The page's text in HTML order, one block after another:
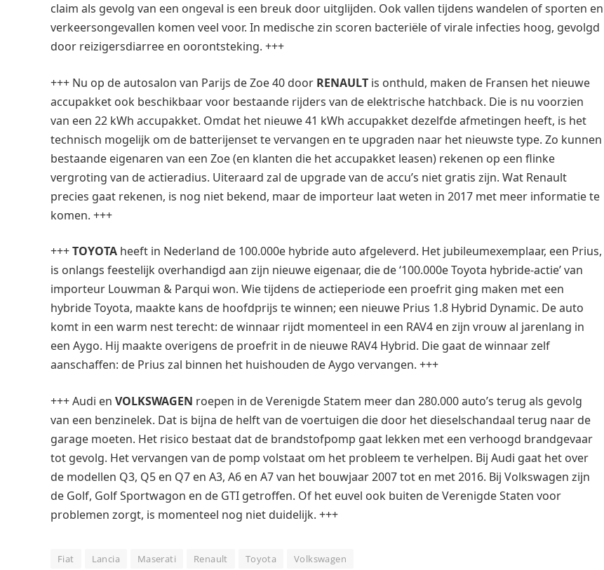
claim als gevolg van een ongeval is een breuk door uitglijden. Ook vallen tijdens wandelen of sporten en
verkeersongevallen komen veel voor. In medische zin scoren bacteriële of virale infecties hoog, gevolgd
door reizigersdiarree en oorontsteking. +++
+++ Nu op de autosalon van Parijs de Zoe 40 door RENAULT is onthuld, maken de Fransen het nieuwe
accupakket ook beschikbaar voor bestaande rijders van de elektrische hatchback. Die is nu voorzien
van een 22 kWh accupakket. Omdat het nieuwe 41 kWh accupakket dezelfde afmetingen heeft, is het
technisch mogelijk om de batterijenset te vervangen en te upgraden naar het nieuwste type. Zo kunnen
bestaande eigenaren van een Zoe (en klanten die het accupakket leasen) rekenen op een flinke
vergroting van de actieradius. Uiteraard zal de upgrade van de accu’s niet gratis zijn. Wat Renault
precies gaat rekenen, is nog niet bekend, maar de importeur laat weten in 2017 met meer informatie te
komen. +++
+++TOYOTA heeft in Nederland de 100.000e hybride auto afgeleverd. Het jubileumexemplaar, een Prius,
is onlangs feestelijk overhandigd aan zijn nieuwe eigenaar, die de ‘100.000e Toyota hybride-actie’ van
importeur Louwman & Parqui won. Wie tijdens de actieperiode een proefrit ging maken met een
hybride Toyota, maakte kans de hoofdprijs te winnen; een nieuwe Prius 1.8 Hybrid Dynamic. De auto
komt in een warm nest terecht: de winnaar rijdt momenteel in een RAV4 en zijn vrouw al jarenlang in
een Aygo. Hij maakte overigens de proefrit in de nieuwe RAV4 Hybrid. Die gaat de winnaar zelf
aanschaffen: de Prius zal binnen het huishouden de Aygo vervangen. +++
+++ Audi en VOLKSWAGEN roepen in de Verenigde Statem meer dan 280.000 auto’s terug als gevolg
van een benzinelek. Dat is bijna de helft van de voertuigen die door het dieselschandaal terug naar de
garage moeten. Het risico bestaat dat de brandstofpomp gaat lekken met een verhoogd brandgevaar
tot gevolg. Het vervangen van de pomp volstaat om het probleem te verhelpen. Bij Audi gaat het over
de modellen Q3, Q5 en Q7 en A3, A6 en A7 van het bouwjaar 2007 tot en met 2016. Bij Volkswagen zijn
de Golf, Golf Sportwagon en de GTI getroffen. Of het euvel ook buiten de Verenigde Staten voor
problemen zorgt, is momenteel nog niet duidelijk. +++
Fiat Lancia Maserati Renault Toyota Volkswagen